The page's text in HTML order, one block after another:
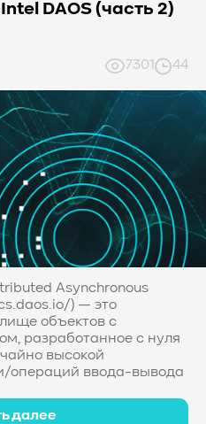
DAOS (часть 2)
7301 44
Asynchronous
) — это
объектов с
разработанное с нуля
высокой
операций ввода-вывода
далее